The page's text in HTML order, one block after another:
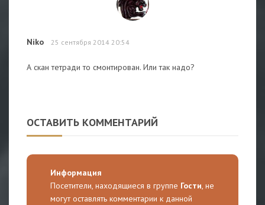
Niko 25 сентября 2014 20:54
А скан тетради то смонтирован. Или так надо?
ОСТАВИТЬ КОММЕНТАРИЙ
Информация
Посетители, находящиеся в группе Гости, не
могут оставлять комментарии к данной